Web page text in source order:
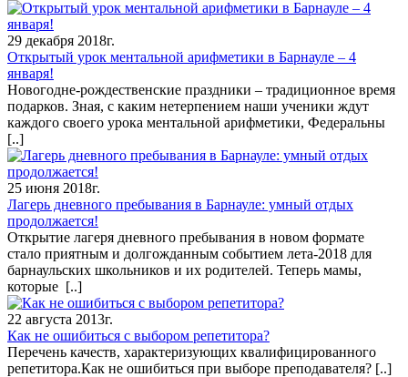
29 декабря 2018г.
Открытый урок ментальной арифметики в Барнауле – 4
января!
Новогодне-рождественские праздники – традиционное время
подарков. Зная, с каким нетерпением наши ученики ждут
каждого своего урока ментальной арифметики, Федеральны
[..]
25 июня 2018г.
Лагерь дневного пребывания в Барнауле: умный отдых
продолжается!
Открытие лагеря дневного пребывания в новом формате
стало приятным и долгожданным событием лета-2018 для
барнаульских школьников и их родителей. Теперь мамы,
которые [..]
22 августа 2013г.
Как не ошибиться с выбором репетитора?
Перечень качеств, характеризующих квалифицированного
репетитора.Как не ошибиться при выборе преподавателя? [..]